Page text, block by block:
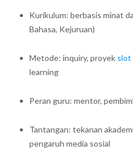
Kurikulum: berbasis minat
Bahasa, Kejuruan)
Metode: inquiry, proyek slot
learning
Peran guru: mentor,
Tantangan: tekanan
pengaruh media sosial